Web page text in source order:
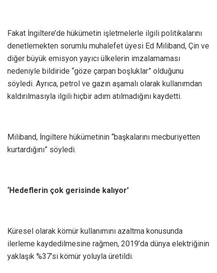
Fakat İngiltere’de hükümetin işletmelerle ilgili politikalarını
denetlemekten sorumlu muhalefet üyesi Ed Miliband, Çin ve
diğer büyük emisyon yayıcı ülkelerin imzalamaması
nedeniyle bildiride “göze çarpan boşluklar” olduğunu
söyledi. Ayrıca, petrol ve gazın aşamalı olarak kullanımdan
kaldırılmasıyla ilgili hiçbir adım atılmadığını kaydetti.
Miliband, İngiltere hükümetinin “başkalarını mecburiyetten
kurtardığını” söyledi.
‘Hedeflerin çok gerisinde kalıyor’
Küresel olarak kömür kullanımını azaltma konusunda
ilerleme kaydedilmesine rağmen, 2019’da dünya elektriğinin
yaklaşık %37’si kömür yoluyla üretildi.